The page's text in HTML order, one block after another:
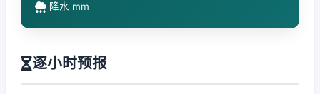
降水 mm
逐小时预报